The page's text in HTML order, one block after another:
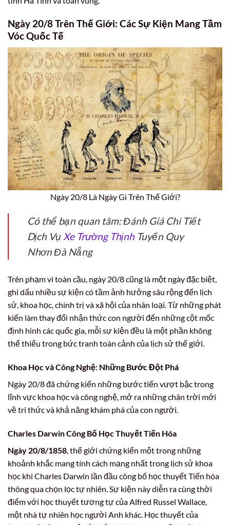
Ngày 20/8 Trên Thế Giới: Các Sự Kiện Mang Tầm
Vóc Quốc Tế
Ngày 20/8 Là Ngày Gì Trên Thế Giới?
Có thể bạn quan tâm: Đánh Giá Chi Tiết
Dịch Vụ Xe Trường ThịnhTuyến Quy
Nhơn Đà Nẵng
Trên phạm vi toàn cầu, ngày 20/8 cũng là một ngày đặc biệt,
ghi dấu nhiều sự kiện có tầm ảnh hưởng sâu rộng đến lịch
sử, khoa học, chính trị và xã hội của nhân loại. Từ những phát
kiến làm thay đổi nhận thức con người đến những cột mốc
định hình các quốc gia, mỗi sự kiện đều là một phần không
thể thiếu trong bức tranh toàn cảnh của lịch sử thế giới.
Khoa Học và Công Nghệ: Những Bước Đột Phá
Ngày 20/8 đã chứng kiến những bước tiến vượt bậc trong
lĩnh vực khoa học và công nghệ, mở ra những chân trời mới
về tri thức và khả năng khám phá của con người.
Charles Darwin Công Bố Học Thuyết Tiến Hóa
Ngày 20/8/1858, thế giới chứng kiến một trong những
khoảnh khắc mang tính cách mạng nhất trong lịch sử khoa
học khi Charles Darwin lần đầu công bố học thuyết Tiến hóa
thông qua chọn lọc tự nhiên. Sự kiện này diễn ra cùng thời
điểm với học thuyết tương tự của Alfred Russel Wallace,
một nhà tự nhiên học người Anh khác. Học thuyết của